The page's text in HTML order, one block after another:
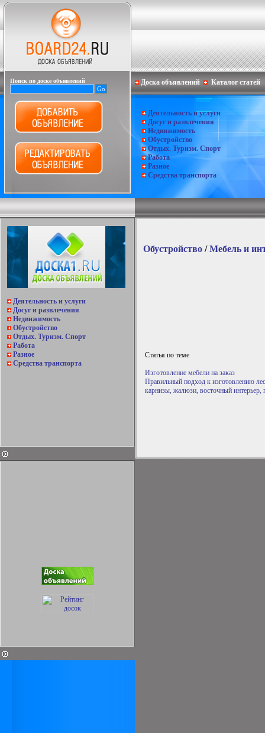
Поиск по доске объявлений
Деятельность и услуги
Досуг и развлечения
Недвижимость
Обустройство
Отдых. Туризм. Спорт
Работа
Разное
Средства транспорта
Доска объявлений Каталог статей
Деятельность и услуги
Досуг и развлечения
Недвижимость
Обустройство
Отдых. Туризм. Спорт
Работа
Разное
Средства транспорта
Обустройство /Мебель и
Статья по теме
Изготовление мебели на заказ
Правильный подход к изготовлению
карнизы, жалюзи, восточный